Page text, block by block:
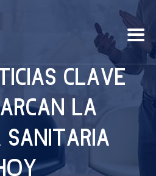
CLAVE
LA
SANITARIA